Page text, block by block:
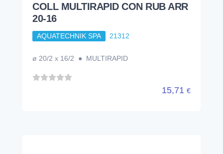
COLL MULTIRAPID CON RUB ARR
20-16
AQUATECHNIK SPA 21312
ø 20/2 x 16/2 ● MULTIRAPID
15,71 €